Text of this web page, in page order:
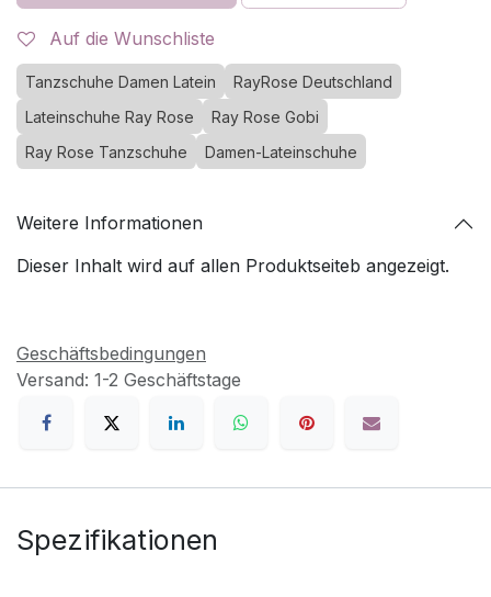
Auf die Wunschliste
Tanzschuhe Damen Latein
RayRose Deutschland
Lateinschuhe Ray Rose
Ray Rose Gobi
Ray Rose Tanzschuhe
Damen-Lateinschuhe
Weitere Informationen
Dieser Inhalt wird auf allen Produktseiteb angezeigt.
Geschäftsbedingungen
Versand: 1-2 Geschäftstage
Spezifikationen